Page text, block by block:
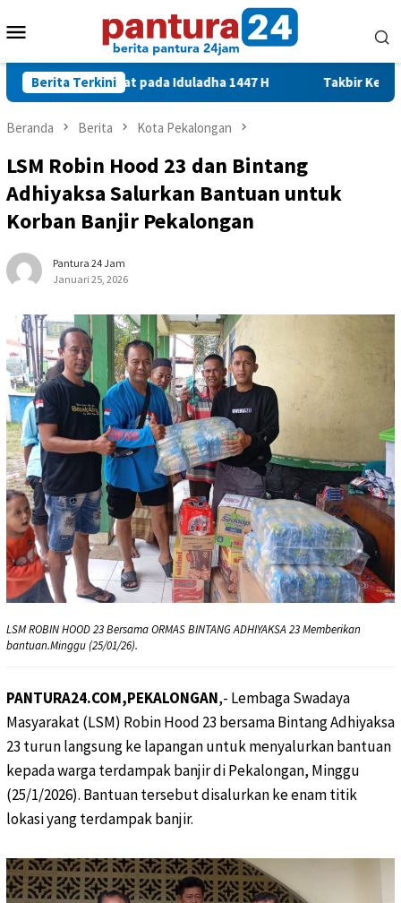
ke
Mobile
Berita Terkini
pada Iduladha 1447 H Takbir Keliling di
Beranda Berita Kota Pekalongan
LSM Robin Hood 23 dan Bintang
Adhiyaksa Salurkan Bantuan untuk
Korban Banjir Pekalongan
Pantura 24 Jam
Januari 25, 2026
LSM ROBIN HOOD 23 Bersama ORMAS BINTANG ADHIYAKSA 23 Memberikan
bantuan.Minggu (25/01/26).
PANTURA24.COM,PEKALONGAN,- Lembaga Swadaya
Masyarakat (LSM) Robin Hood 23 bersama Bintang Adhiyaksa
23 turun langsung ke lapangan untuk menyalurkan bantuan
kepada warga terdampak banjir di Pekalongan, Minggu
(25/1/2026). Bantuan tersebut disalurkan ke enam titik
lokasi yang terdampak banjir.